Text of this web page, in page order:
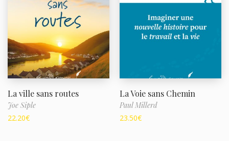
La ville sans routes
Joe Siple
22.20€
La Voie sans Chemin
Paul Millerd
23.50€